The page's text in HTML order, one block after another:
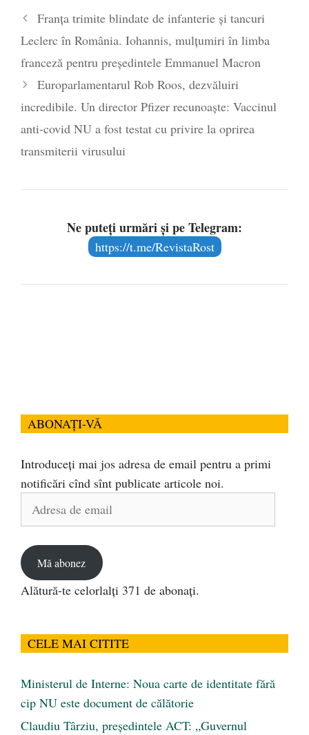
Părintele mărturisitor Constantin
Voicescu, pomenit, duminică, la
- 27 iulie 2024
Franța trimite blindate de infanterie și tancuri
Leclerc în România. Iohannis, mulțumiri în limba
franceză pentru președintele Emmanuel Macron
Europarlamentarul Rob Roos, dezvăluiri
incredibile. Un director Pfizer recunoaște: Vaccinul
anti-covid NU a fost testat cu privire la oprirea
transmiterii virusului
Ne puteți urmări și pe Telegram:
https://t.me/RevistaRost
ABONAȚI-VĂ
Introduceți mai jos adresa de email pentru a primi
notificări cînd sînt publicate articole noi.
Adresa
Mă abonez
Alătură-te celorlalți 371 de abonați.
CELE MAI CITITE
Ministerul de Interne: Noua carte de identitate fără
cip NU este document de călătorie
Claudiu Târziu, președintele ACT: „Guvernul